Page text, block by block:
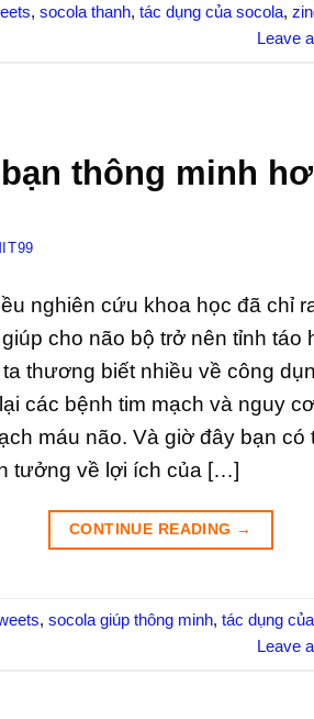
, socola thanh, tác dụng của socola,
Leave
thông minh
nghiên cứu khoa học đã chỉ
cho não bộ trở nên tỉnh táo
thương biết nhiều về công
các bệnh tim mạch và nguy
máu não. Và giờ đây bạn có
tưởng về lợi ích của […]
CONTINUE READING →
, socola giúp thông minh, tác dụng
Leave